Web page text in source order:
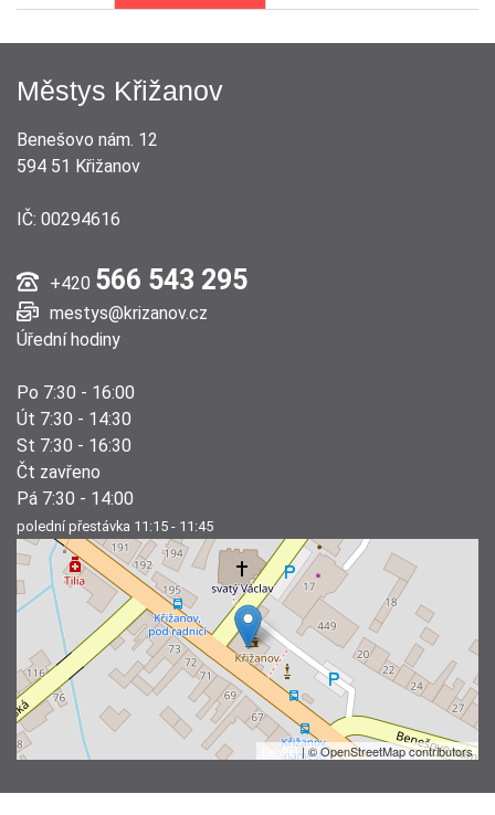
Městys Křižanov
Benešovo nám. 12
594 51 Křižanov
IČ: 00294616
+420 566 543 295
mestys@krizanov.cz
Úřední hodiny
Po 7:30 - 16:00
Út 7:30 - 14:30
St 7:30 - 16:30
Čt zavřeno
Pá 7:30 - 14:00
polední přestávka 11:15 - 11:45
Leaflet| © OpenStreetMap contributors